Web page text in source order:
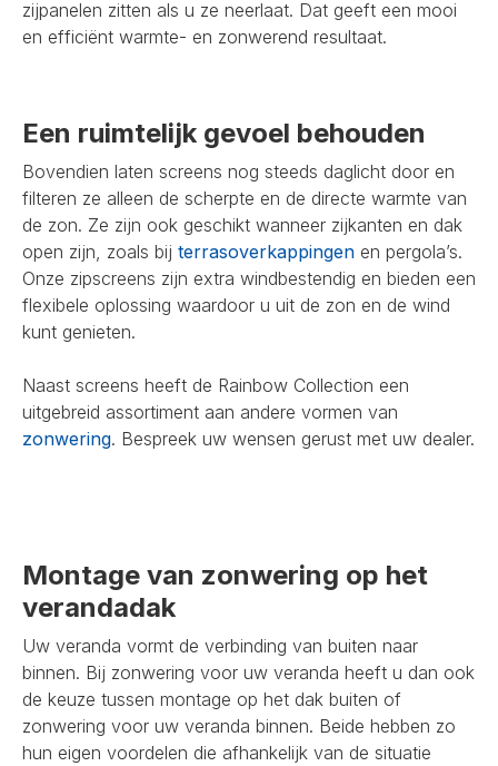
zijpanelen zitten als u ze neerlaat. Dat geeft een mooi
en efficiënt warmte- en zonwerend resultaat.
Een ruimtelijk gevoel behouden
Bovendien laten screens nog steeds daglicht door en
filteren ze alleen de scherpte en de directe warmte van
de zon. Ze zijn ook geschikt wanneer zijkanten en dak
open zijn, zoals bij terrasoverkappingen en pergola’s.
Onze zipscreens zijn extra windbestendig en bieden een
flexibele oplossing waardoor u uit de zon en de wind
kunt genieten.
Naast screens heeft de Rainbow Collection een
uitgebreid assortiment aan andere vormen van
zonwering. Bespreek uw wensen gerust met uw dealer.
Montage van zonwering op het
verandadak
Uw veranda vormt de verbinding van buiten naar
binnen. Bij zonwering voor uw veranda heeft u dan ook
de keuze tussen montage op het dak buiten of
zonwering voor uw veranda binnen. Beide hebben zo
hun eigen voordelen die afhankelijk van de situatie